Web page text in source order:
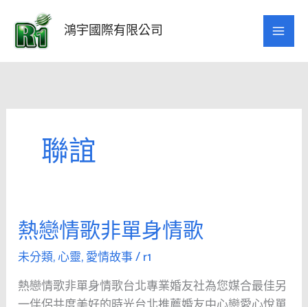
要
鴻宇國際有限公司
聯誼
熱戀情歌非單身情歌
未分類,心靈,愛情故事/r1
熱戀情歌非單身情歌台北專業婚友社為您媒合最佳另
熱
戀
情
歌
非